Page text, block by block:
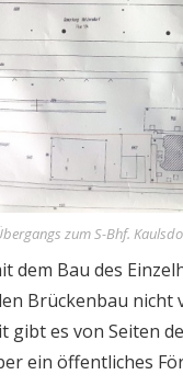
zum S-Bhf.
dem Bau des
Brückenbau
gibt es von Seiten
ein öffentliches